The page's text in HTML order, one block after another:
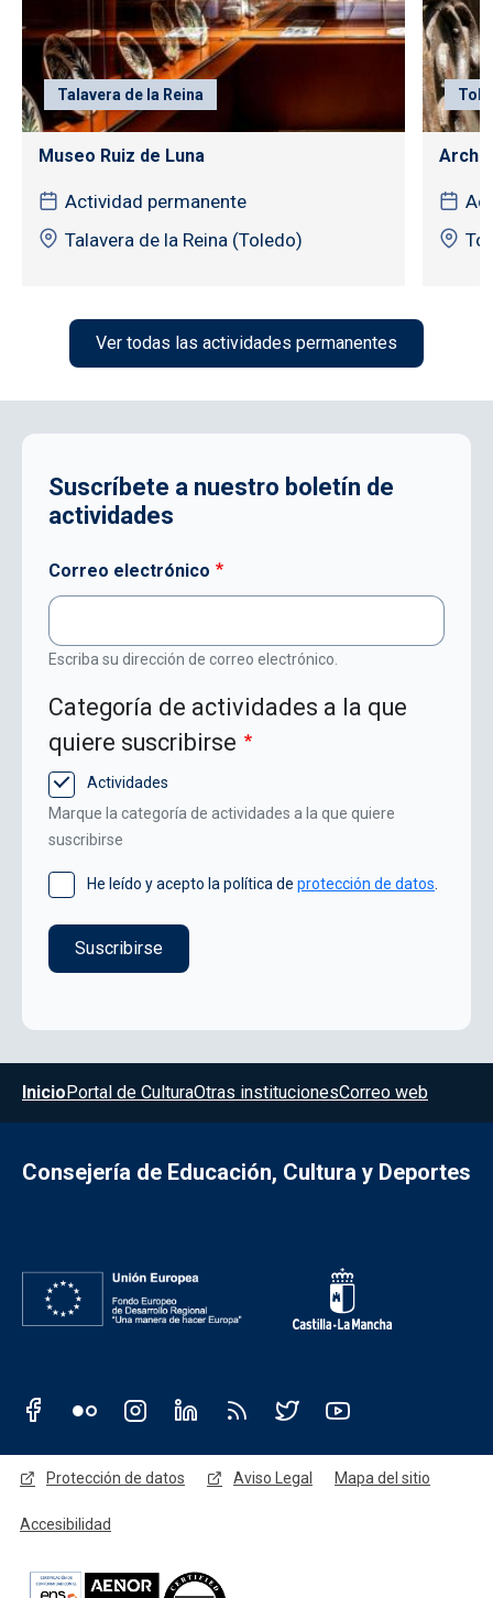
Talavera de la Reina
Museo Ruiz de Luna
Actividad permanente
Talavera de la Reina (Toledo)
Ver todas las actividades permanentes
Suscríbete a nuestro boletín de
actividades
Correo electrónico
Escriba su dirección de correo electrónico.
Categoría de actividades a la que
quiere suscribirse
Actividades
Marque la categoría de actividades a la que quiere
suscribirse
He leído y acepto la política de protección de datos
Menú del pie
InicioPortal de CulturaOtras institucionesCorreo web
Consejería de Educación, Cultura y Deportes
Redes sociales JCCM
Menú legal
Protección de datos Aviso Legal Mapa del sitio
Accesibilidad